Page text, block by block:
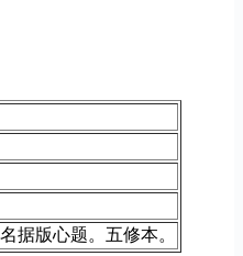
据版心题。五修本。